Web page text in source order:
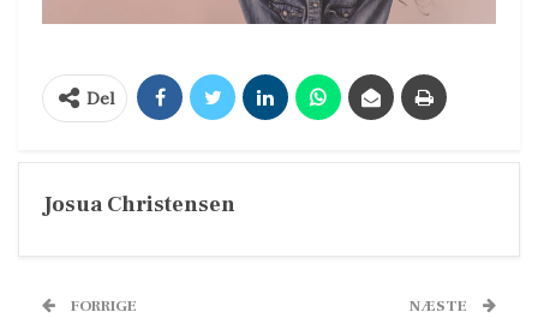
Del
Josua Christensen
FORRIGE NÆSTE